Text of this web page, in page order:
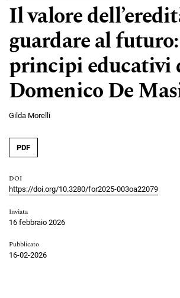
Il valore
guardare al
principi educativi
Domenico De
Gilda Morelli
PDF
DOI
https://doi.org/10.3280/for2025-003oa22079
Inviata
16 febbraio 2026
Pubblicato
16-02-2026